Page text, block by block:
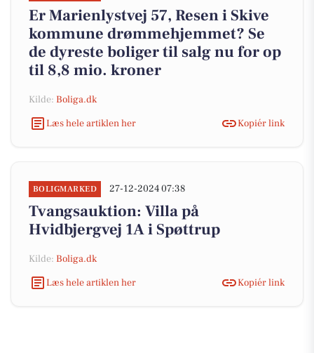
Er Marienlystvej 57, Resen i Skive
kommune drømmehjemmet? Se
de dyreste boliger til salg nu for op
til 8,8 mio. kroner
Kilde: Boliga.dk
Læs hele artiklen her
Kopiér link
BOLIGMARKED 27-12-2024 07:38
Tvangsauktion: Villa på
Hvidbjergvej 1A i Spøttrup
Kilde: Boliga.dk
Læs hele artiklen her
Kopiér link